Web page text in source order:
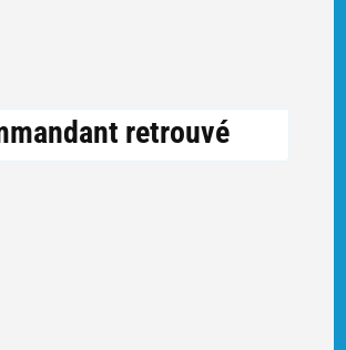
retrouvé